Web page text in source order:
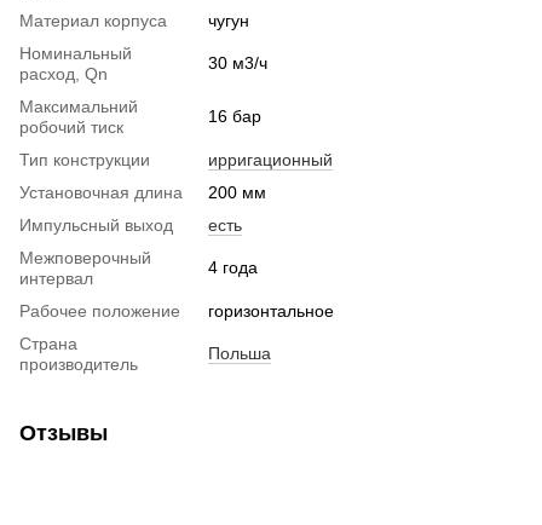
Материал корпуса
чугун
Номинальный
расход, Qn
30 м3/ч
Максимальний
робочий тиск
16 бар
Тип конструкции
ирригационный
Установочная длина
200 мм
Импульсный выход
есть
Межповерочный
интервал
4 года
Рабочее положение
горизонтальное
Страна
производитель
Польша
Отзывы